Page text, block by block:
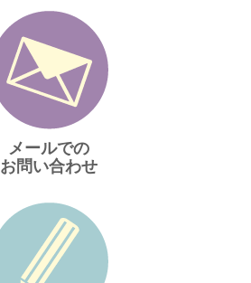
メールでの
お問い合わせ